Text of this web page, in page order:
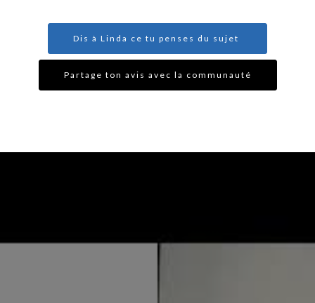
Dis à Linda ce tu penses du sujet
Partage ton avis avec la communauté